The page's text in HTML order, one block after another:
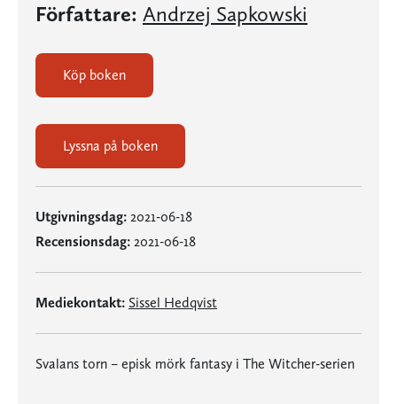
Författare: Andrzej Sapkowski
Köp boken
Lyssna på boken
Utgivningsdag: 2021-06-18
Recensionsdag: 2021-06-18
Mediekontakt: Sissel Hedqvist
Svalans torn – episk mörk fantasy i The Witcher-serien